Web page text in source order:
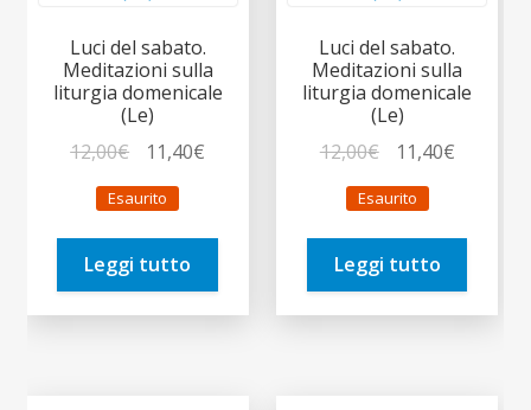
Luci del sabato.
Meditazioni sulla
liturgia domenicale
(Le)
12,00€
prezzo
originale
era:
12,00€.
11,40€
è:
Esaurito
Leggi tutto
Luci del sabato.
Meditazioni sulla
liturgia domenicale
(Le)
12,00€
prezzo
originale
era:
12,00€.
11,40€Il
è:
Esaurito
Leggi tutto